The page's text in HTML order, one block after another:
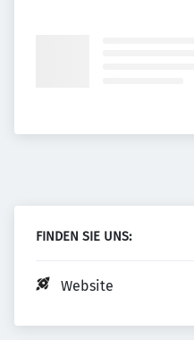
FINDEN SIE UNS:
Website